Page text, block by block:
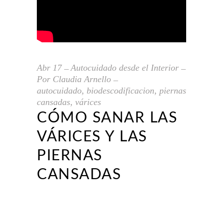
Abr 17
Autocuidado desde el Interior
Por Claudia Arnello
autocuidado, biodescodificacion, piernas
cansadas, várices
CÓMO SANAR LAS
VÁRICES Y LAS
PIERNAS
CANSADAS